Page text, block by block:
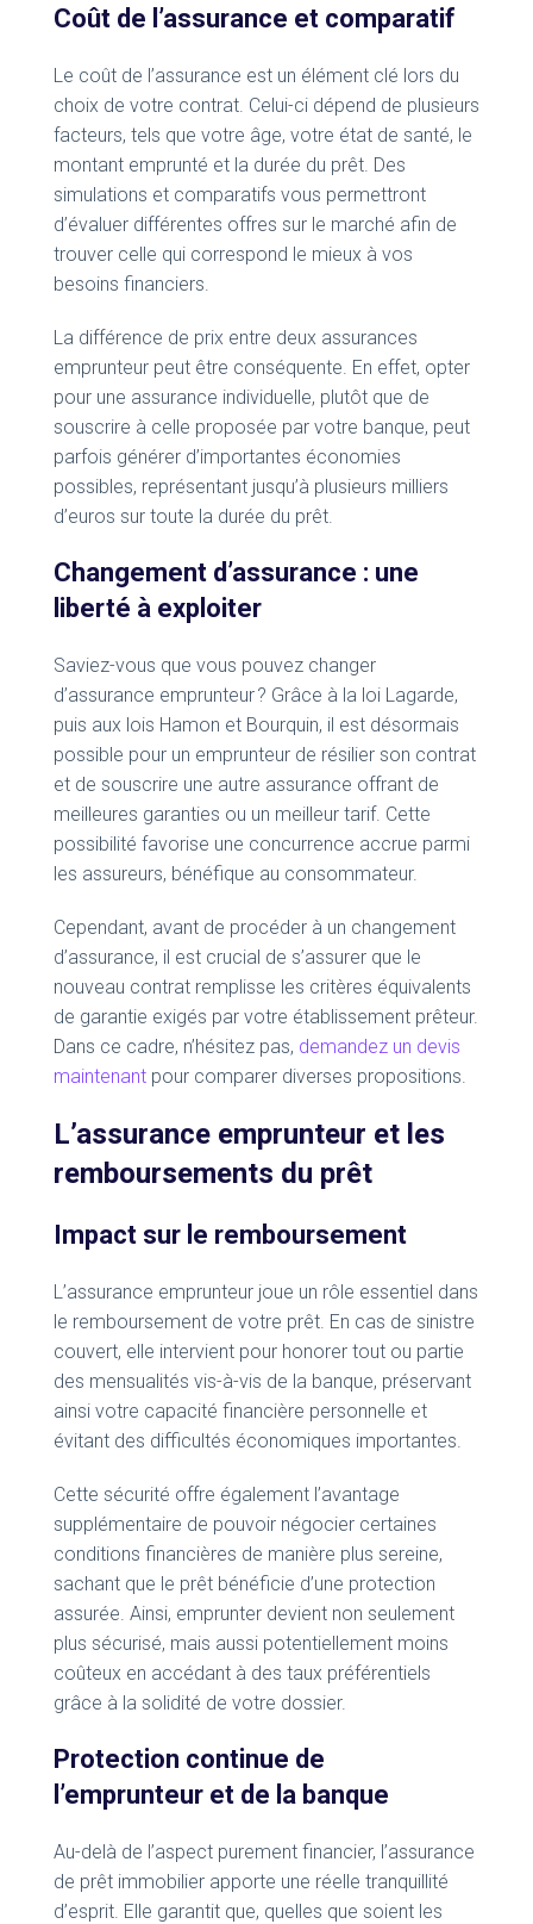
Coût de l’assurance et comparatif
Le coût de l’assurance est un élément clé lors du
choix de votre contrat. Celui-ci dépend de plusieurs
facteurs, tels que votre âge, votre état de santé, le
montant emprunté et la durée du prêt. Des
simulations et comparatifs vous permettront
d’évaluer différentes offres sur le marché afin de
trouver celle qui correspond le mieux à vos
besoins financiers.
La différence de prix entre deux assurances
emprunteur peut être conséquente. En effet, opter
pour une assurance individuelle, plutôt que de
souscrire à celle proposée par votre banque, peut
parfois générer d’importantes économies
possibles, représentant jusqu’à plusieurs milliers
d’euros sur toute la durée du prêt.
Changement d’assurance : une
liberté à exploiter
Saviez-vous que vous pouvez changer
d’assurance emprunteur ? Grâce à la loi Lagarde,
puis aux lois Hamon et Bourquin, il est désormais
possible pour un emprunteur de résilier son contrat
et de souscrire une autre assurance offrant de
meilleures garanties ou un meilleur tarif. Cette
possibilité favorise une concurrence accrue parmi
les assureurs, bénéfique au consommateur.
Cependant, avant de procéder à un changement
d’assurance, il est crucial de s’assurer que le
nouveau contrat remplisse les critères équivalents
de garantie exigés par votre établissement prêteur.
Dans ce cadre, n’hésitez pas, demandez un devis
maintenant pour comparer diverses propositions.
L’assurance emprunteur et les
remboursements du prêt
Impact sur le remboursement
L’assurance emprunteur joue un rôle essentiel dans
le remboursement de votre prêt. En cas de sinistre
couvert, elle intervient pour honorer tout ou partie
des mensualités vis-à-vis de la banque, préservant
ainsi votre capacité financière personnelle et
évitant des difficultés économiques importantes.
Cette sécurité offre également l’avantage
supplémentaire de pouvoir négocier certaines
conditions financières de manière plus sereine,
sachant que le prêt bénéficie d’une protection
assurée. Ainsi, emprunter devient non seulement
plus sécurisé, mais aussi potentiellement moins
coûteux en accédant à des taux préférentiels
grâce à la solidité de votre dossier.
Protection continue de
l’emprunteur et de la banque
Au-delà de l’aspect purement financier, l’assurance
de prêt immobilier apporte une réelle tranquillité
d’esprit. Elle garantit que, quelles que soient les